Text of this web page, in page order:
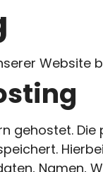
Website
gehostet.
Namen,